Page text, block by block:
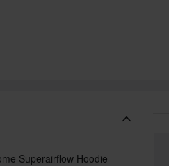
Superairflow Hoodie